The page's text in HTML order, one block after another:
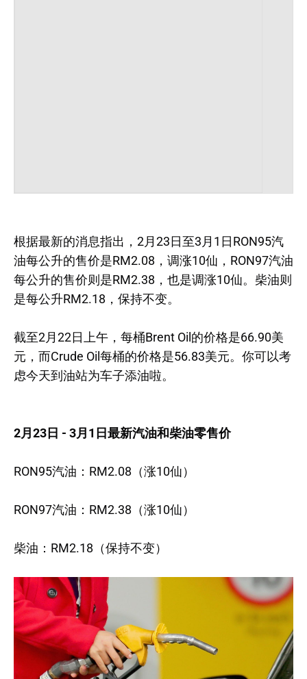
根据最新的消息指出，2月23日至3月1日RON95汽
油每公升的售价是RM2.08，调涨10仙，RON97汽油
每公升的售价则是RM2.38，也是调涨10仙。柴油则
是每公升RM2.18，保持不变。
截至2月22日上午，每桶Brent Oil的价格是66.90美
元，而Crude Oil每桶的价格是56.83美元。你可以考
虑今天到油站为车子添油啦。
2月23日 - 3月1日最新汽油和柴油零售价
RON95汽油：RM2.08（涨10仙）
RON97汽油：RM2.38（涨10仙）
柴油：RM2.18（保持不变）